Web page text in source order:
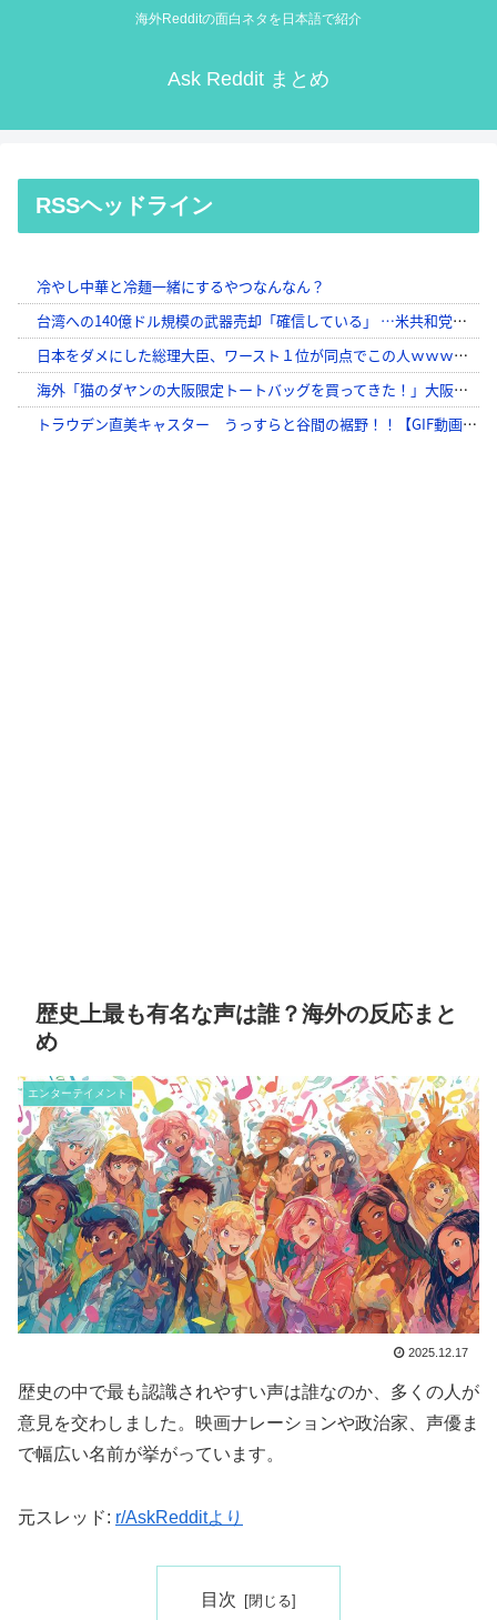
海外Redditの面白ネタを日本語で紹介
Ask Reddit まとめ
RSSヘッドライン
歴史上最も有名な声は誰？海外の反応まと
め
エンターテイメント
2025.12.17
歴史の中で最も認識されやすい声は誰なのか、多くの人が
意見を交わしました。映画ナレーションや政治家、声優ま
で幅広い名前が挙がっています。
元スレッド: r/AskRedditより
目次